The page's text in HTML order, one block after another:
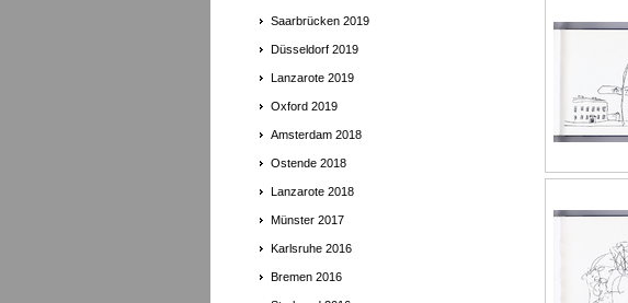
Saarbrücken 2019
Düsseldorf 2019
Lanzarote 2019
Oxford 2019
Amsterdam 2018
Ostende 2018
Lanzarote 2018
Münster 2017
Karlsruhe 2016
Bremen 2016